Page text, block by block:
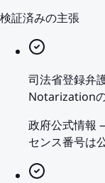
検証済みの主張
司法省登録弁
Notarization
政府公式情報
センス番号は